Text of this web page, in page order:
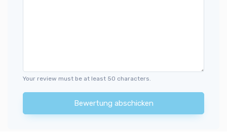
Your review must be at least 50 characters.
Bewertung abschicken